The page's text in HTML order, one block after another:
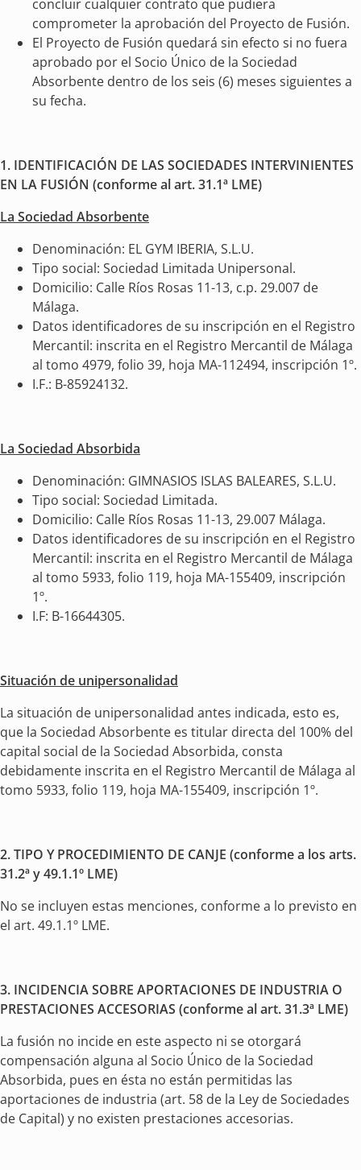
concluir cualquier contrato que pudiera
comprometer la aprobación del Proyecto de Fusión.
El Proyecto de Fusión quedará sin efecto si no fuera
aprobado por el Socio Único de la Sociedad
Absorbente dentro de los seis (6) meses siguientes a
su fecha.
1. IDENTIFICACIÓN DE LAS SOCIEDADES INTERVINIENTES
EN LA FUSIÓN (conforme al art. 31.1ª LME)
La Sociedad Absorbente
Denominación: EL GYM IBERIA, S.L.U.
Tipo social: Sociedad Limitada Unipersonal.
Domicilio: Calle Ríos Rosas 11-13, c.p. 29.007 de
Málaga.
Datos identificadores de su inscripción en el Registro
Mercantil: inscrita en el Registro Mercantil de Málaga
al tomo 4979, folio 39, hoja MA-112494, inscripción 1º.
I.F.: B-85924132.
La Sociedad Absorbida
Denominación: GIMNASIOS ISLAS BALEARES, S.L.U.
Tipo social: Sociedad Limitada.
Domicilio: Calle Ríos Rosas 11-13, 29.007 Málaga.
Datos identificadores de su inscripción en el Registro
Mercantil: inscrita en el Registro Mercantil de Málaga
al tomo 5933, folio 119, hoja MA-155409, inscripción
1º.
I.F: B-16644305.
Situación de unipersonalidad
La situación de unipersonalidad antes indicada, esto es,
que la Sociedad Absorbente es titular directa del 100% del
capital social de la Sociedad Absorbida, consta
debidamente inscrita en el Registro Mercantil de Málaga al
tomo 5933, folio 119, hoja MA-155409, inscripción 1º.
2.TIPO Y PROCEDIMIENTO DE CANJE (conforme a los arts.
31.2ª y 49.1.1º LME)
No se incluyen estas menciones, conforme a lo previsto en
el art. 49.1.1º LME.
3. INCIDENCIA SOBRE APORTACIONES DE INDUSTRIA O
PRESTACIONES ACCESORIAS (conforme al art. 31.3ª LME)
La fusión no incide en este aspecto ni se otorgará
compensación alguna al Socio Único de la Sociedad
Absorbida, pues en ésta no están permitidas las
aportaciones de industria (art. 58 de la Ley de Sociedades
de Capital) y no existen prestaciones accesorias.